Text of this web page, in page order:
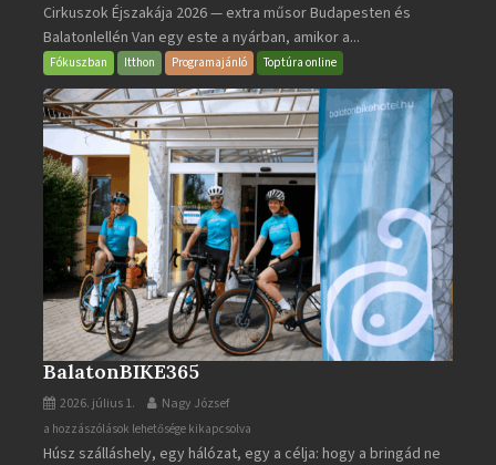
Éjszakája
2026
bejegyzéshez
Cirkuszok Éjszakája 2026 — extra műsor Budapesten és
Balatonlellén Van egy este a nyárban, amikor a...
Fókuszban Itthon Programajánló Toptúra online
BalatonBIKE365
2026. július 1. Nagy József
BalatonBIKE365
bejegyzéshez
a hozzászólások lehetősége kikapcsolva
Húsz szálláshely, egy hálózat, egy a célja: hogy a bringád ne